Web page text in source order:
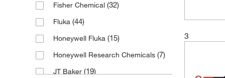
Fisher Chemical (32)
Fluka (44)
Honeywell Fluka (15)
Honeywell Research Chemicals (7)
JT Baker (19)
3